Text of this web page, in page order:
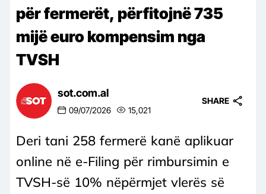
për fermerët, përfitojnë 735
mijë euro kompensim nga
TVSH
sot.com.al
09/07/2026 15,021
SHARE
Deri tani 258 fermerë kanë aplikuar
online në e-Filing për rimbursimin e
TVSH-së 10% nëpërmjet vlerës së